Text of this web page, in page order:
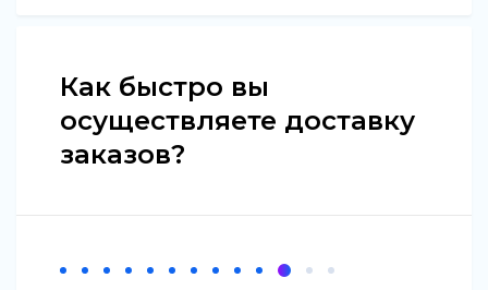
Как быстро вы
осуществляете доставку
заказов?